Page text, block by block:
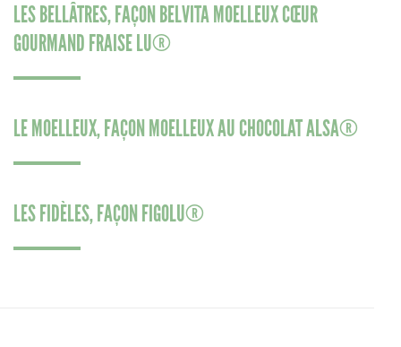
LES BELLÂTRES, FAÇON BELVITA MOELLEUX CŒUR
GOURMAND FRAISE LU®
LE MOELLEUX, FAÇON MOELLEUX AU CHOCOLAT ALSA®
LES FIDÈLES, FAÇON FIGOLU®